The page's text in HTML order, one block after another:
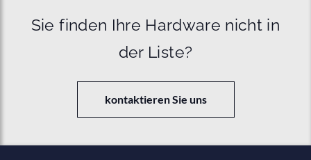
Sie finden Ihre Hardware nicht in
der Liste?
kontaktieren Sie uns